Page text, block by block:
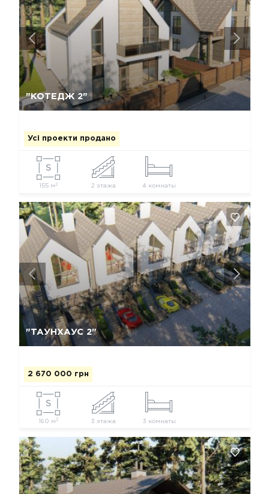
"КОТЕДЖ 2"
Усі проекти продано
155 м 2 2 этажа 4 комнаты
Так, видалити Відміна
"ТАУНХАУС 2"
2 670 000 грн
160 м2 3 этажа 3 комнаты
Так, видалити